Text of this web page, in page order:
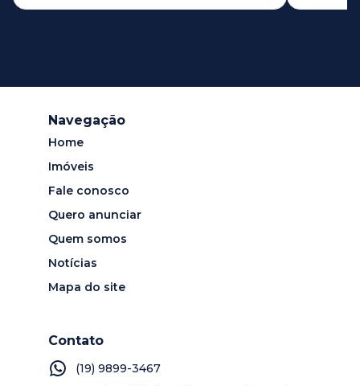
Navegação
Home
Imóveis
Fale conosco
Quero anunciar
Quem somos
Notícias
Mapa do site
Contato
(19) 9899-3467